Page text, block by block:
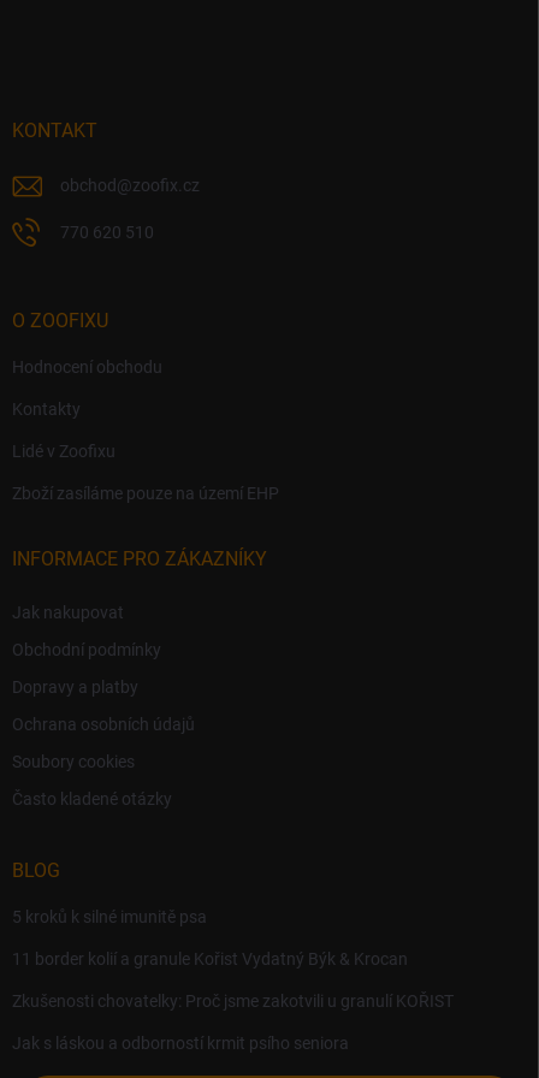
KONTAKT
obchod @zoofix.cz
770 620 510
O ZOOFIXU
Hodnocení obchodu
Kontakty
Lidé v Zoofixu
Zboží zasíláme pouze na území EHP
INFORMACE PRO ZÁKAZNÍKY
Jak nakupovat
Obchodní podmínky
Dopravy a platby
Ochrana osobních údajů
Soubory cookies
Často kladené otázky
BLOG
5 kroků k silné imunitě psa
11 border kolií a granule Kořist Vydatný Býk & Krocan
Zkušenosti chovatelky: Proč jsme zakotvili u granulí KOŘIST
Jak s láskou a odborností krmit psího seniora